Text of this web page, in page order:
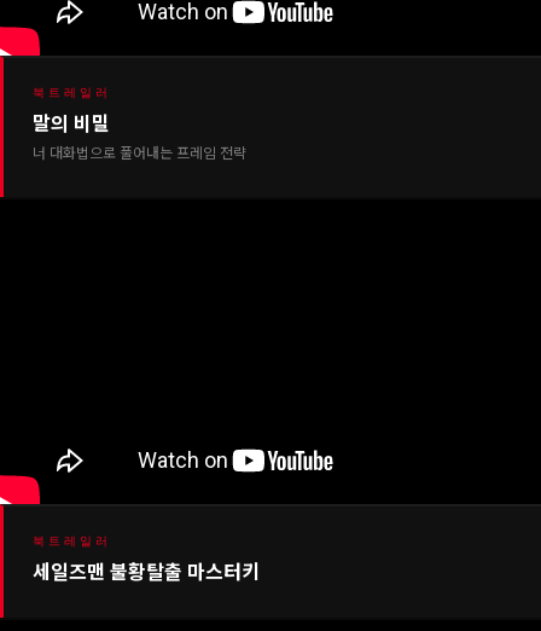
북트레일러
말의 비밀
너 대화법으로 풀어내는 프레임 전략
북트레일러
세일즈맨 불황탈출 마스터키